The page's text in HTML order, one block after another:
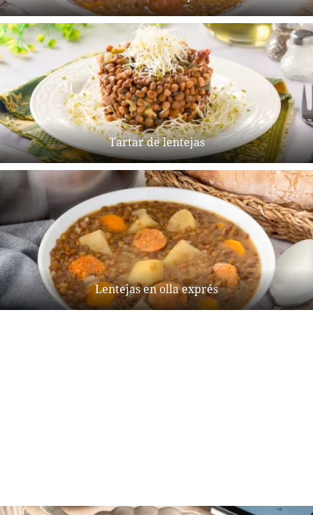
Tartar de lentejas
Lentejas en olla exprés